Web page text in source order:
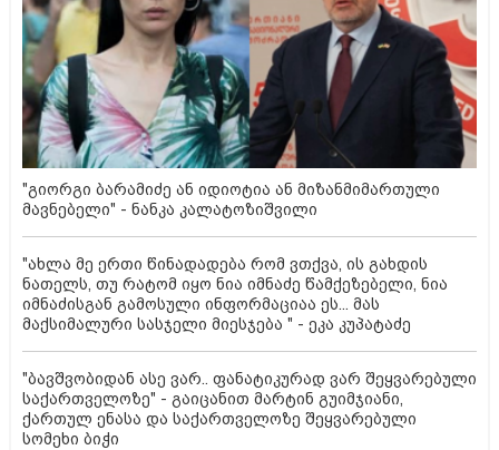
"გიორგი ბარამიძე ან იდიოტია ან მიზანმიმართული
მავნებელი" - ნანკა კალატოზიშვილი
"ახლა მე ერთი წინადადება რომ ვთქვა, ის გახდის
ნათელს, თუ რატომ იყო ნია იმნაძე წამქეზებელი, ნია
იმნაძისგან გამოსული ინფორმაციაა ეს... მას
მაქსიმალური სასჯელი მიესჯება " - ეკა კუპატაძე
"ბავშვობიდან ასე ვარ.. ფანატიკურად ვარ შეყვარებული
საქართველოზე" - გაიცანით მარტინ გუიმჯიანი,
ქართულ ენასა და საქართველოზე შეყვარებული
სომეხი ბიჭი